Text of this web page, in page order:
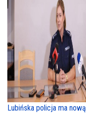
Lubińska policja ma nową